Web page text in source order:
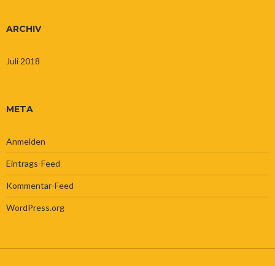
ARCHIV
Juli 2018
META
Anmelden
Eintrags-Feed
Kommentar-Feed
WordPress.org